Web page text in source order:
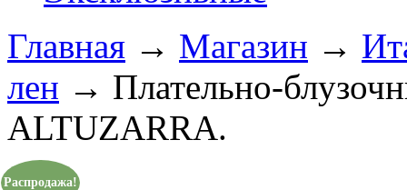
Главная → Магазин →
лен → Плательно-
ALTUZARRA.
Распродажа!